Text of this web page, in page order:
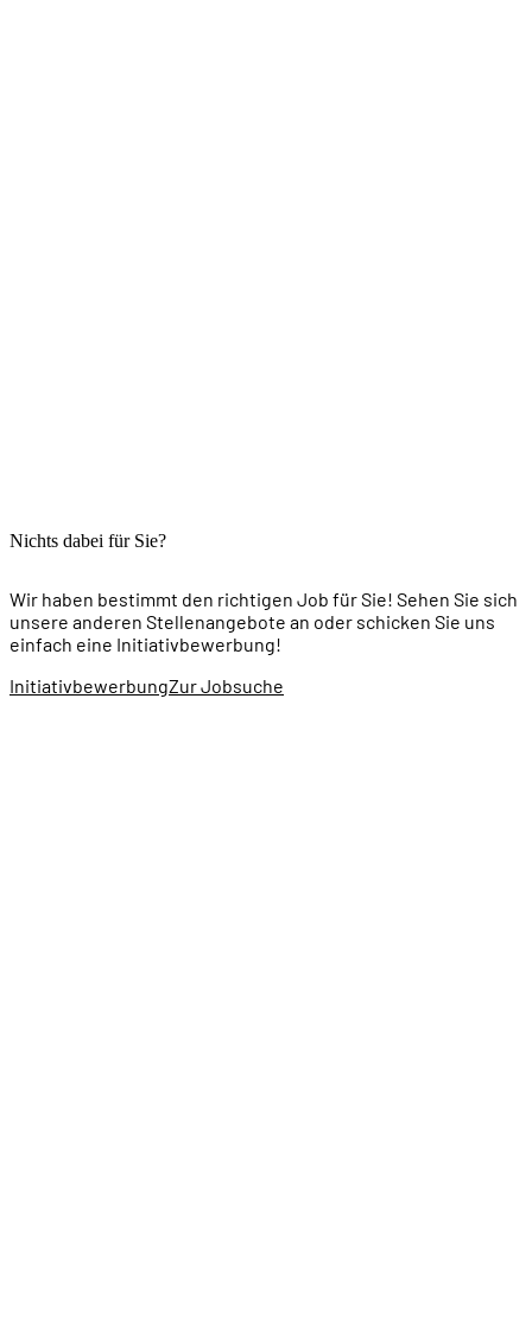
Nichts dabei für Sie?
Wir haben bestimmt den richtigen Job für Sie! Sehen Sie sich
unsere anderen Stellenangebote an oder schicken Sie uns
einfach eine Initiativbewerbung!
InitiativbewerbungZur Jobsuche